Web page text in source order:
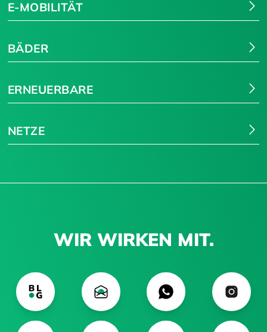
E-MOBILITÄT
BÄDER
ERNEUERBARE
NETZE
WIR WIRKEN MIT.